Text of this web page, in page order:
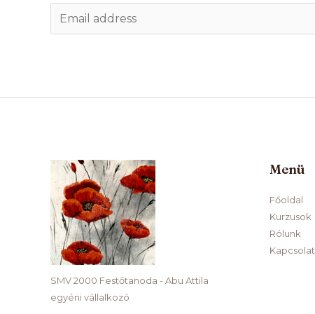
m
SMV 2000 Festőtanoda - Abu Attila
egyéni vállalkozó
Menü
Főoldal
Kurzusok
Rólunk
Kapcsolat